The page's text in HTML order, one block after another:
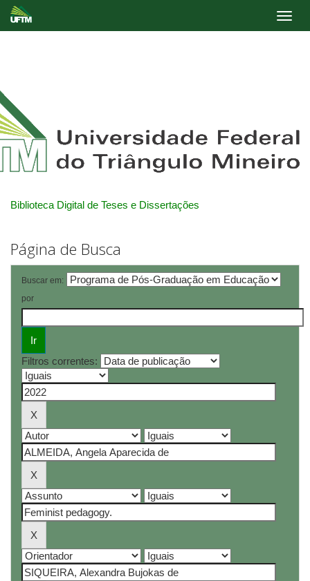
Biblioteca Digital de Teses e Dissertações
Página de Busca
Buscar em:
por
Filtros correntes: